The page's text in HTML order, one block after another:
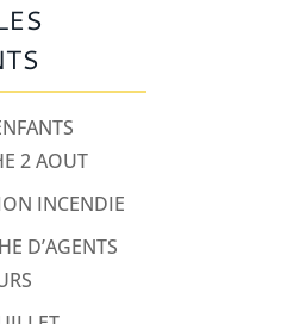
2 AOUT
INCENDIE
D’AGENTS